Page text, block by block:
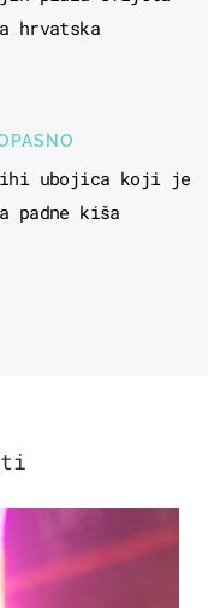
hrvatska
ubojica koji je
padne kiša